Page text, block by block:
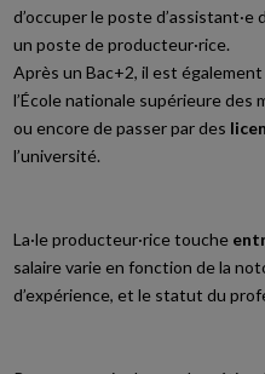
d’occuper le poste
un poste de producteur·rice.
Après un Bac+2, il est
l’École nationale supérieure des
ou encore de passer par des
l’université.
La·le producteur·rice touche
salaire varie en fonction de la
d’expérience, et le statut du